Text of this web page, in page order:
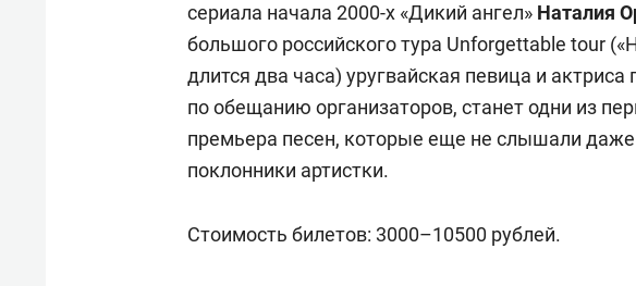
сериала начала 2000-х «Дикий ангел» Наталия
большого российского тура Unforgettable tour
длится два часа) уругвайская певица и актриса
по обещанию организаторов, станет одни из
премьера песен, которые еще не слышали
поклонники артистки.
Стоимость билетов: 3000–10500 рублей.